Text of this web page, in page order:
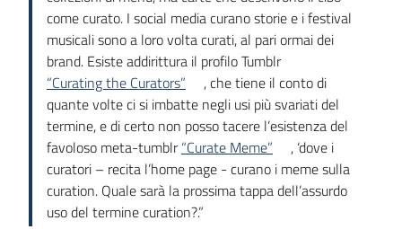
come curato. I social media curano storie e i festival
musicali sono a loro volta curati, al pari ormai dei
brand. Esiste addirittura il profilo Tumblr
“Curating the Curators”
, che tiene il conto di
quante volte ci si imbatte negli usi più svariati del
termine, e di certo non posso tacere l’esistenza del
favoloso meta-tumblr“Curate Meme”
, ‘dove i
curatori – recita l’home page - curano i meme sulla
curation. Quale sarà la prossima tappa dell’assurdo
uso del termine curation?.”